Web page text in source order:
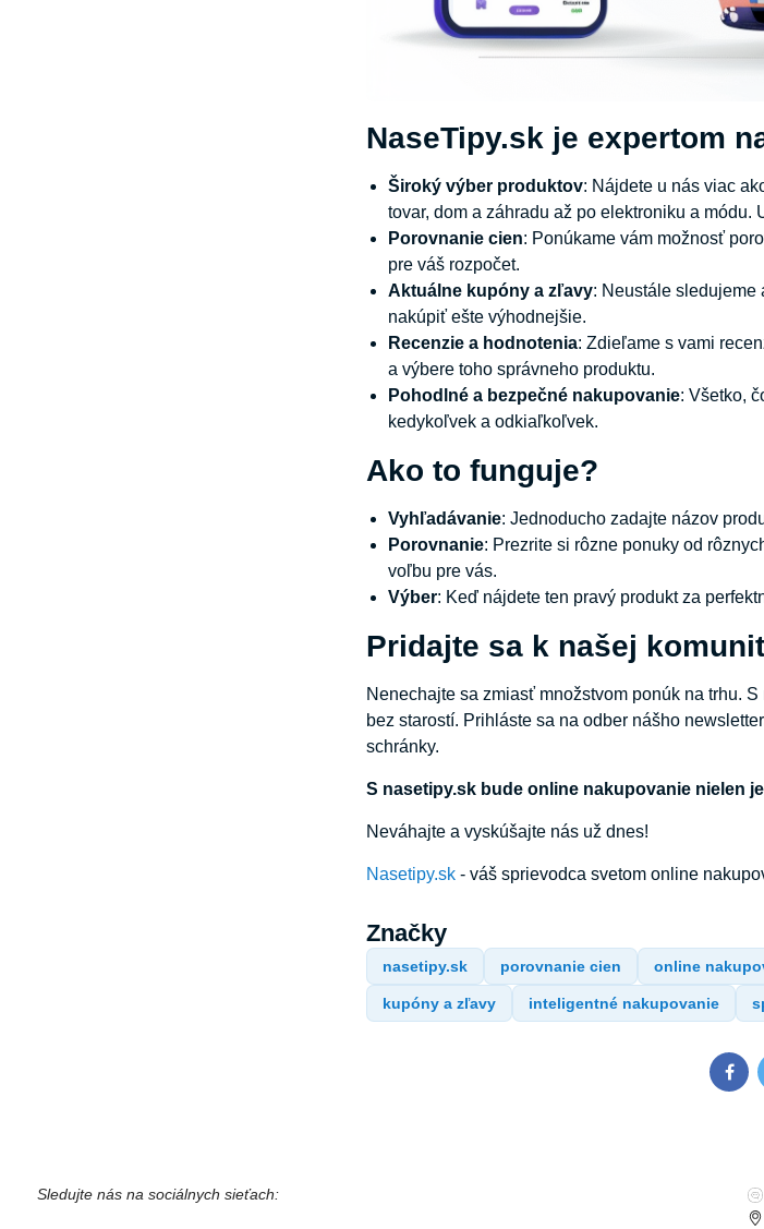
NaseTipy.sk je expertom
Široký výber produktov: Nájdete u nás viac
tovar, dom a záhradu až po elektroniku a
Porovnanie cien: Ponúkame vám možnosť
pre váš rozpočet.
Aktuálne kupóny a zľavy: Neustále sledujeme
nakúpiť ešte výhodnejšie.
Recenzie a hodnotenia: Zdieľame s vami
a výbere toho správneho produktu.
Pohodlné a bezpečné nakupovanie: Všetko,
kedykoľvek a odkiaľkoľvek.
Ako to funguje?
Vyhľadávanie: Jednoducho zadajte názov
Porovnanie: Prezrite si rôzne ponuky od
voľbu pre vás.
Výber: Keď nájdete ten pravý produkt za
Pridajte sa k našej
Nenechajte sa zmiasť množstvom ponúk na trhu.
bez starostí. Prihláste sa na odber nášho
schránky.
S nasetipy.sk bude online nakupovanie nielen
Neváhajte a vyskúšajte nás už dnes!
Nasetipy.sk - váš sprievodca svetom online
Značky
nasetipy.sk porovnanie cien online
kupóny a zľavy inteligentné nakupovanie
Sledujte nás na sociálnych sieťach: